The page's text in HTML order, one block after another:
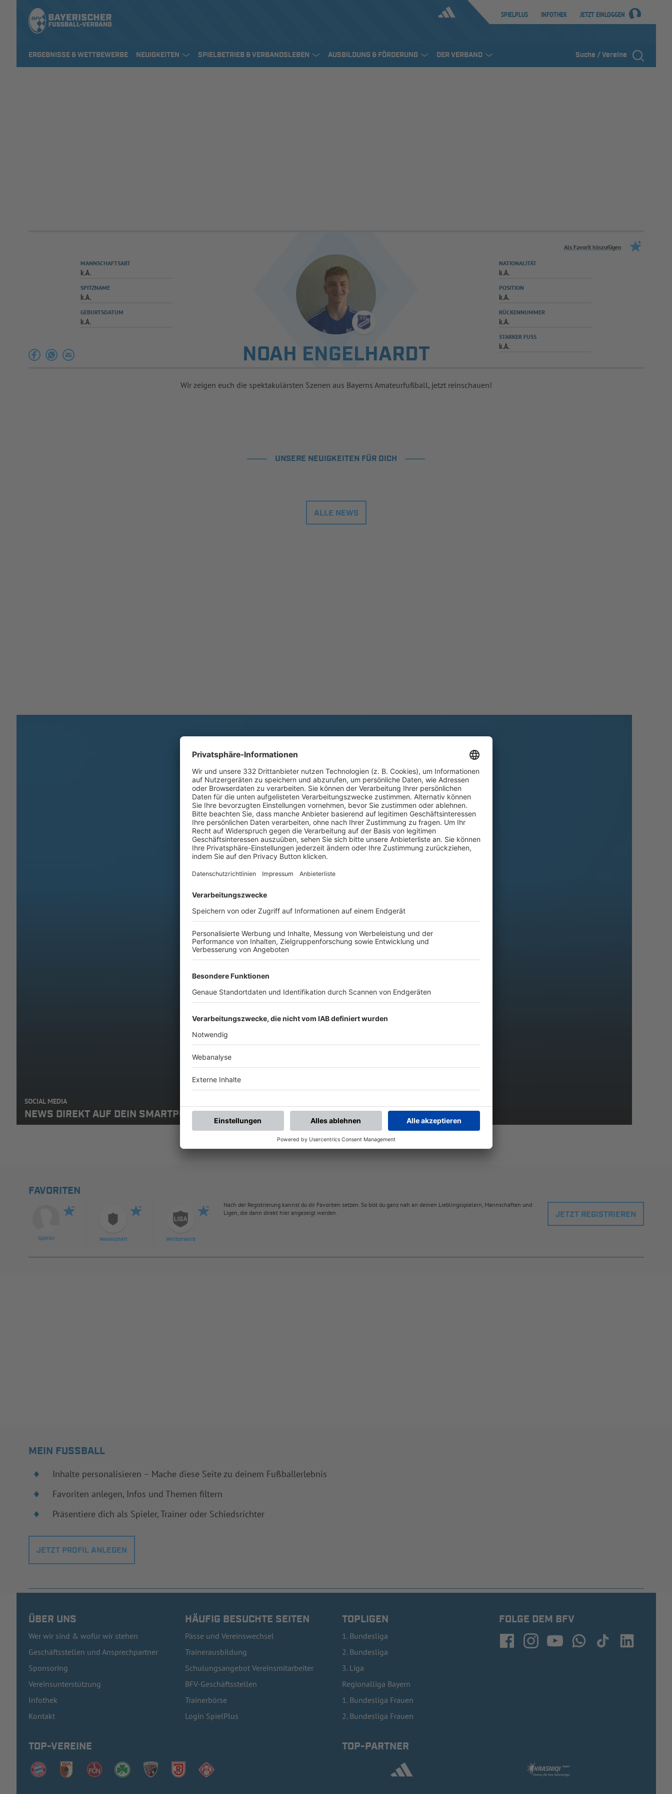
SPIELPLUS INFOTHEK JETZT EINLOGGEN
ERGEBNISSE & WETTBEWERBE NEUIGKEITEN SPIELBETRIEB & VERBANDSLEBEN AUSBILDUNG & FÖRDERUNG DER VERBAND Suche / Vereine
Als Favorit hinzufügen
NOAH ENGELHARDT
MANNSCHAFTSART
k.A.
SPITZNAME
k.A.
GEBURTSDATUM
k.A.
NATIONALITÄT
k.A.
POSITION
k.A.
RÜCKENNUMMER
k.A.
STARKER FUSS
k.A.
Wir zeigen euch die spektakulärsten Szenen aus Bayerns Amateurfußball, jetzt reinschauen!
UNSERE NEUIGKEITEN FÜR DICH
ALLE NEWS
SOCIAL MEDIA
NEWS DIREKT AUF DEIN SMARTPHONE: ABONNIERE DEN BFV-WHATSAPP-KANAL!
FAVORITEN
Spieler Mannschaft Wettbewerb
Nach der Registrierung kannst du dir Favoriten setzen. So bist du ganz nah an deinen Lieblingsspielern, Mannschaften und
Ligen, die dann direkt hier angezeigt werden.
JETZT REGISTRIEREN
MEIN FUSSBALL
Inhalte personalisieren – Mache diese Seite zu deinem Fußballerlebnis
Favoriten anlegen, Infos und Themen filtern
Präsentiere dich als Spieler, Trainer oder Schiedsrichter
JETZT PROFIL ANLEGEN
ÜBER UNS
Wer wir sind & wofür wir stehen
Geschäftsstellen und Ansprechpartner
Sponsoring
Vereinsunterstützung
Infothek
Kontakt
HÄUFIG BESUCHTE SEITEN
Pässe und Vereinswechsel
Trainerausbildung
Schulungsangebot Vereinsmitarbeiter
BFV-Geschäftsstellen
Trainerbörse
Login SpielPlus
TOPLIGEN
1. Bundesliga
2. Bundesliga
3. Liga
Regionalliga Bayern
1. Bundesliga Frauen
2. Bundesliga Frauen
FOLGE DEM BFV
TOP-VEREINE TOP-PARTNER